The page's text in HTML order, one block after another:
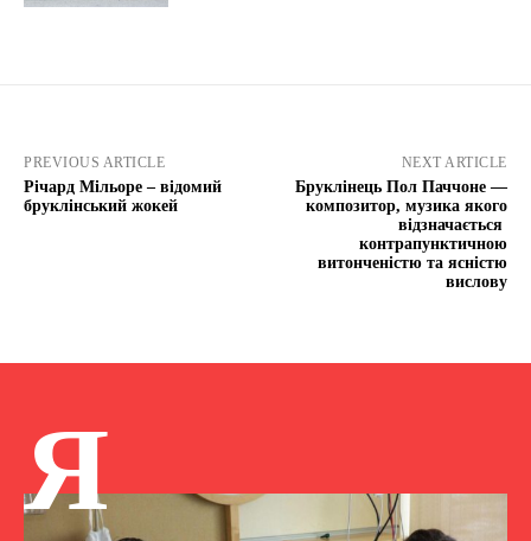
PREVIOUS ARTICLE
Річард Мільоре – відомий
бруклінський жокей
NEXT ARTICLE
Бруклінець Пол Паччоне —
композитор, музика якого
відзначається
контрапунктичною
витонченістю та ясністю
вислову
Я